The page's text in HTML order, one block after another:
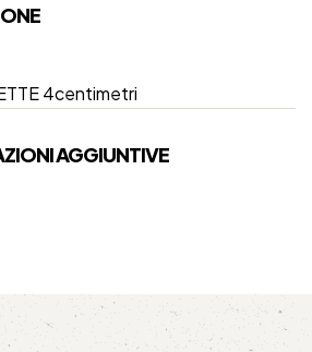
4centimetri
AGGIUNTIVE